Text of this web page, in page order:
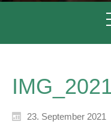
23. September 2021